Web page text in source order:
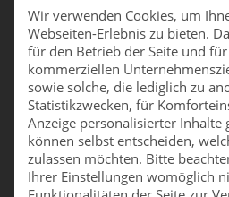
Schnittstellen-,
Warengruppen sowie
listen wir Ihnen alle von uns als
Formate auf. Darüber hinaus
Anpassung an Ihre
Implementierungsablaufs.
KONDITIONEN
Wir verwenden Cookies, um
Webseiten-Erlebnis zu bieten.
für den Betrieb der Seite und
kommerziellen
sowie solche, die lediglich zu
Statistikzwecken, für
Anzeige personalisierter Inhalte
können selbst entscheiden,
zulassen möchten. Bitte
Ihrer Einstellungen womöglich